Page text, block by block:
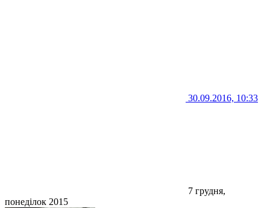
30.09.2016, 10:33
7 грудня,
понеділок 2015